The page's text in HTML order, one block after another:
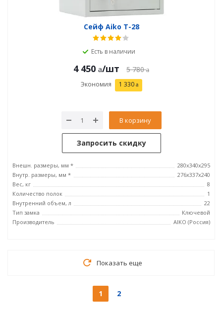
Сейф Aiko T-28
Есть в наличии
4 450 /шт 5 780
Экономия 1 330
В корзину
Запросить скидку
Внешн. размеры, мм *
280x340x295
Внутр. размеры, мм *
276x337x240
Вес, кг
8
Количество полок
1
Внутренний объем, л
22
Тип замка
Ключевой
Производитель
AIKO (Россия)
Показать еще
1 2